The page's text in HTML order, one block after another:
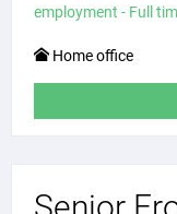
employment - Full
Home office